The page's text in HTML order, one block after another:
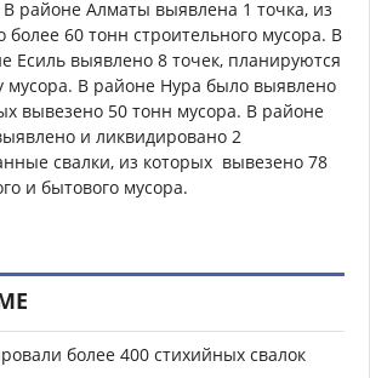
районе Алматы выявлена 1 точка, из
более 60 тонн строительного мусора. В
Есиль выявлено 8 точек, планируются
мусора. В районе Нура было выявлено
вывезено 50 тонн мусора. В районе
и ликвидировано 2
свалки, из которых вывезено 78
и бытового мусора.
более 400 стихийных свалок